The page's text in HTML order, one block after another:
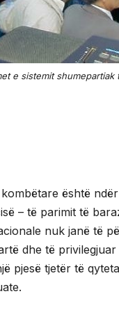
e sistemit
është
– të parimit të
nuk janë të
dhe të
pjesë tjetër të